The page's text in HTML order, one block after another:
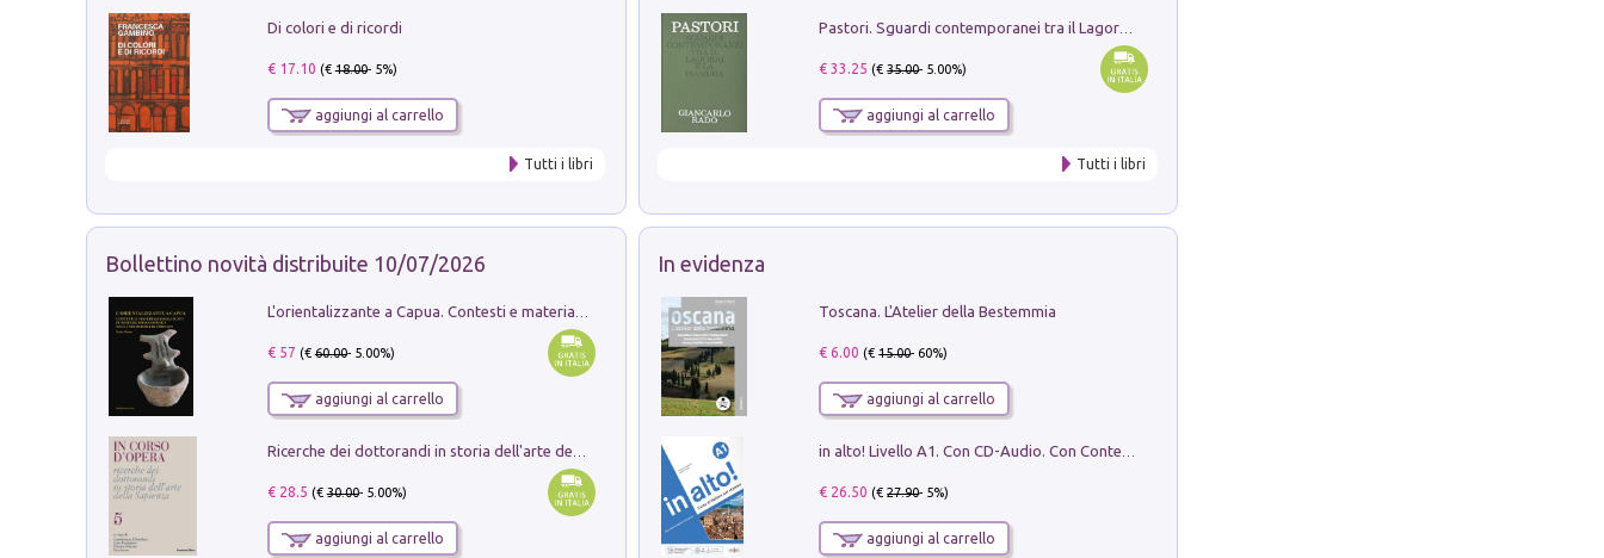
Di colori e di ricordi
€ 17.10 (€18.00- 5%)
aggiungi al carrello
Tutti i libri
€ 33.25 (€35.00- 5.00%)
aggiungi al carrello
Tutti i libri
Bollettino novità distribuite 10/07/2026
€ 57 (€60.00- 5.00%)
aggiungi al carrello
€ 28.5 (€30.00- 5.00%)
aggiungi al carrello
In evidenza
Toscana. L'Atelier della Bestemmia
€ 6.00 (€15.00- 60%)
aggiungi al carrello
€ 26.50 (€27.90- 5%)
aggiungi al carrello